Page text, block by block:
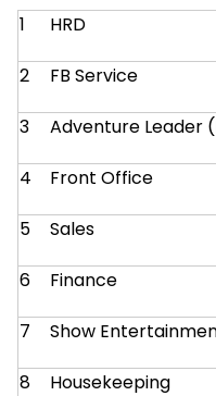
1 HRD
2 FB Service
3 Adventure Leader
4 Front Office
5 Sales
6 Finance
7 Show
8 Housekeeping